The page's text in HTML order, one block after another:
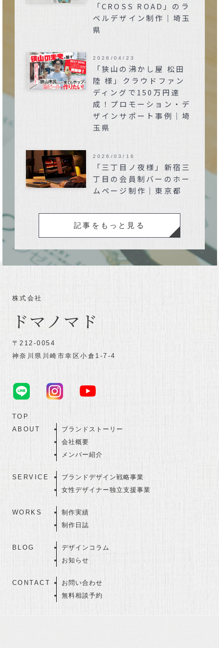
「CROSS ROAD」のラ
ベルデザイン制作｜埼玉
県
「狭山の沸かし屋 松田
陸 様」クラウドファン
ディングで150万円達
成！プロモーション・デ
ザインサポート事例｜埼
玉県
2026/04/23
「三丁目ノ夜様」新宿三
丁目の会員制バーのホー
ムページ制作｜東京都
2026/03/16
記事をもっと見る
株式会社
ドマノマド
〒212-0054
神奈川県川崎市幸区小倉1-7-4
TOP
ABOUT
ブランドストーリー
会社概要
メンバー紹介
SERVICE
ブランドデザイン戦略事業
女性デザイナー独立支援事業
WORKS
制作実績
制作日誌
BLOG
デザインコラム
お知らせ
CONTACT
お問い合わせ
無料相談予約